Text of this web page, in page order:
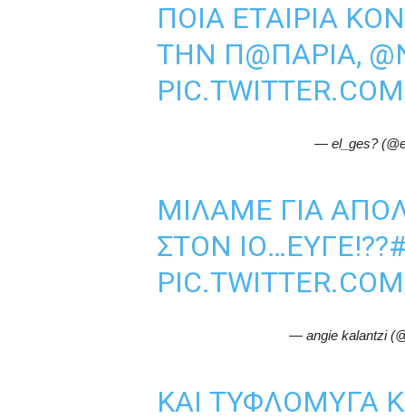
ΠΟΙΑ ΕΤΑΙΡΊΑ
ΤΗΝ Π@ΠΑΡΙΆ,
— el_ges?
ΜΙΛΆΜΕ ΓΙΑ
ΣΤΟΝ ΙΌ…ΕΎΓΕ!??
— angie kalantzi
ΚΑΙ ΤΥΦΛΟΜΥΓΑ